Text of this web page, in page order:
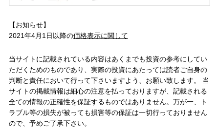
【お知らせ】
2021年4月1日以降の価格表示に関して
当サイトに記載されている内容はあくまでも投資の参考にしてい
ただくためのものであり、実際の投資にあたっては読者ご自身の
判断と責任において行って下さいますよう、お願い致します。 当
サイトの掲載情報は細心の注意を払っておりますが、記載される
全ての情報の正確性を保証するものではありません。万が一、ト
ラブル等の損失が被っても損害等の保証は一切行っておりません
ので、予めご了承下さい。